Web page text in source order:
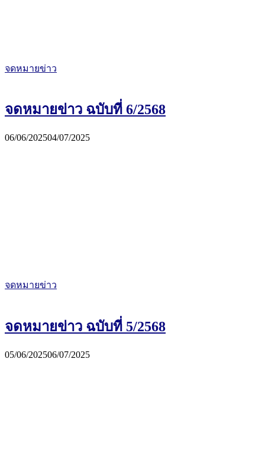
จดหมายข่าว
จดหมายข่าว ฉบับที่ 6/2568
06/06/202504/07/2025
จดหมายข่าว
จดหมายข่าว ฉบับที่ 5/2568
05/06/202506/07/2025